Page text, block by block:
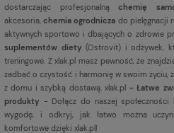
dostarczając profesjonalnąchemię
akcesoria,chemia ogrodnicza do pielęgnacji
aktywnych sportowo i dbających o zdrowie
suplementów diety (Ostrovit) i odżywek,
treningowe. Z xlak.pl masz pewność, że
zadbać o czystość i harmonię w swoim życiu,
z domu i szybką dostawą. xlak.pl - Łatwe
produkty - Dołącz do naszej
wygodę, i odkryj, jak łatwo można
komfortowe dzięki xlak.pl!